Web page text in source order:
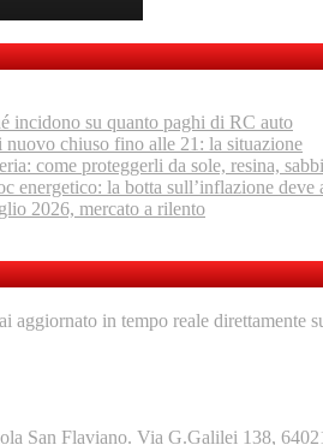
incidono su quanto paghi di RC auto
nuovo chiuso fino alle 21: la situazione
come proteggerli da sole, resina,
energetico: la botta sull’inflazione deve
2026, mercato a rilento
aggiornato in tempo reale direttamente
San Flaviano. Via G.Galilei 138,